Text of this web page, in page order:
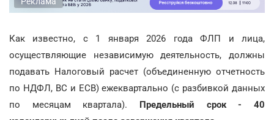
Как известно, с 1 января 2026 года ФЛП и лица,
осуществляющие независимую деятельность, должны
подавать Налоговый расчет (объединенную отчетность
по НДФЛ, ВС и ЕСВ) ежеквартально (с разбивкой данных
по месяцам квартала). Предельный срок - 40